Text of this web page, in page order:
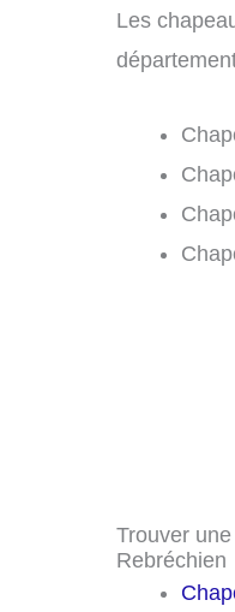
Les
Trouver
Rebréchien